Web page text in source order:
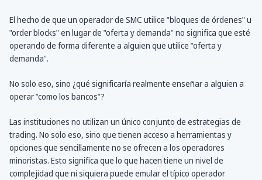
El hecho de que un operador de SMC utilice "bloques de órdenes" u
"order blocks" en lugar de "oferta y demanda" no significa que esté
operando de forma diferente a alguien que utilice "oferta y
demanda".
No solo eso, sino ¿qué significaría realmente enseñar a alguien a
operar "como los bancos"?
Las instituciones no utilizan un único conjunto de estrategias de
trading. No solo eso, sino que tienen acceso a herramientas y
opciones que sencillamente no se ofrecen a los operadores
minoristas. Esto significa que lo que hacen tiene un nivel de
complejidad que ni siquiera puede emular el típico operador